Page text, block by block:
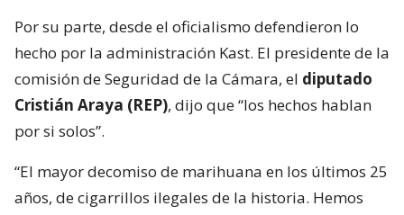
Por su parte, desde el oficialismo defendieron lo
hecho por la administración Kast. El presidente de la
comisión de Seguridad de la Cámara, el diputado
Cristián Araya (REP), dijo que “los hechos hablan
por si solos”.
“El mayor decomiso de marihuana en los últimos 25
años, de cigarrillos ilegales de la historia. Hemos